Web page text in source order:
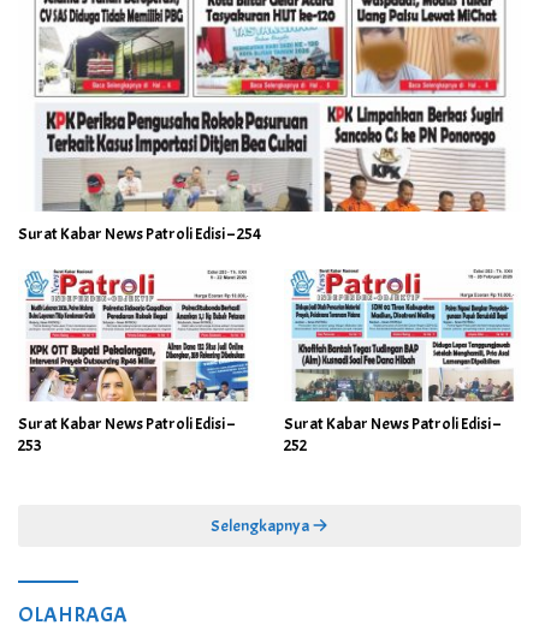
Surat Kabar News Patroli Edisi – 254
Surat Kabar News Patroli Edisi –
253
Surat Kabar News Patroli Edisi –
252
Selengkapnya
OLAHRAGA